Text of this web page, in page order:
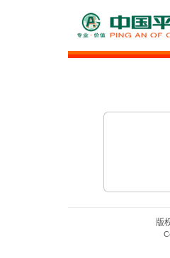
版